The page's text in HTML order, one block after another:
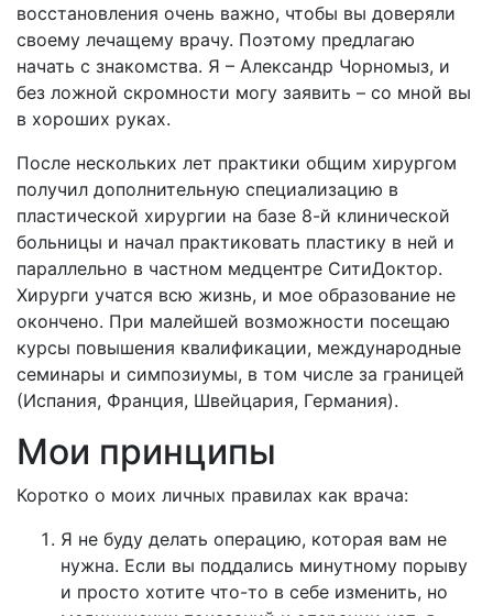
восстановления очень важно, чтобы вы доверяли
своему лечащему врачу. Поэтому предлагаю
начать с знакомства. Я – Александр Чорномыз, и
без ложной скромности могу заявить – со мной вы
в хороших руках.
После нескольких лет практики общим хирургом
получил дополнительную специализацию в
пластической хирургии на базе 8-й клинической
больницы и начал практиковать пластику в ней и
параллельно в частном медцентре СитиДоктор.
Хирурги учатся всю жизнь, и мое образование не
окончено. При малейшей возможности посещаю
курсы повышения квалификации, международные
семинары и симпозиумы, в том числе за границей
(Испания, Франция, Швейцария, Германия).
Мои принципы
Коротко о моих личных правилах как врача:
Я не буду делать операцию, которая вам не
нужна. Если вы поддались минутному порыву
и просто хотите что-то в себе изменить, но